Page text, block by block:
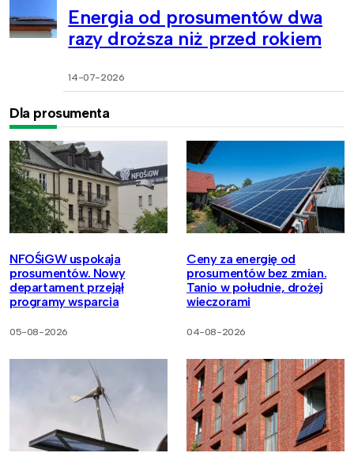
Energia od prosumentów dwa
razy droższa niż przed rokiem
14-07-2026
Dla prosumenta
NFOŚiGW uspokaja
prosumentów. Nowy
departament przejął
programy wsparcia
05-08-2026
Ceny za energię od
prosumentów bez zmian.
Tanio w południe, drożej
wieczorami
04-08-2026